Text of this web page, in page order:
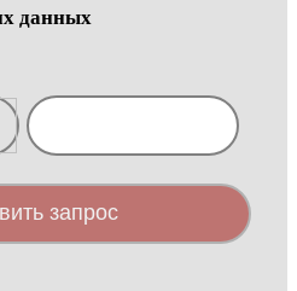
данных
запрос